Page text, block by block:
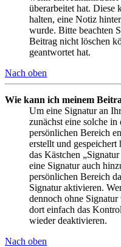
überarbeitet hat. Diese
halten, eine Notiz
wurde. Bitte beachten
Beitrag nicht löschen
geantwortet hat.
Nach oben
Wie kann ich meinem
Um eine Signatur an
zunächst eine solche
persönlichen Bereich
erstellt und
das Kästchen
eine Signatur auch
persönlichen Bereich
Signatur aktivieren.
dennoch ohne
dort einfach das
wieder deaktivieren.
Nach oben